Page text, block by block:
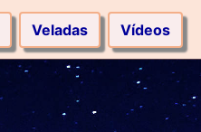
Veladas Vídeos